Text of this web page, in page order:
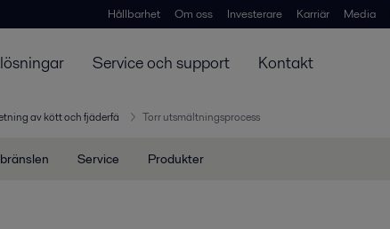
Hållbarhet Om oss Investerare Karriär Media
Service och support Kontakt
av kött och fjäderfä Torr utsmältningsprocess
Service Produkter